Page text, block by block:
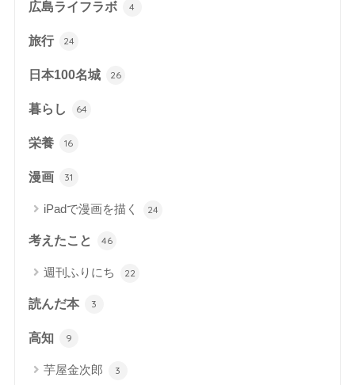
広島ライフラボ 4
旅行 24
日本100名城 26
暮らし 64
栄養 16
漫画 31
iPadで漫画を描く 24
考えたこと 46
週刊ふりにち 22
読んだ本 3
高知 9
芋屋金次郎 3